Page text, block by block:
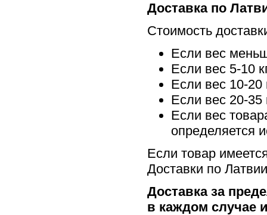
Доставка по
Стоимость
Если вес
Если вес 5-10
Если вес 10-20
Если вес 20-35
Если вес
определяется
Если товар
Доставки по
Доставка за
в каждом случае